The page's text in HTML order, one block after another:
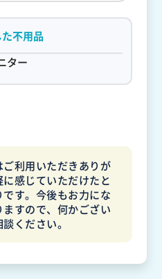
不用品
ター
利用いただきありが
感じていただけたと
す。今後もお力にな
すので、何かござい
ください。